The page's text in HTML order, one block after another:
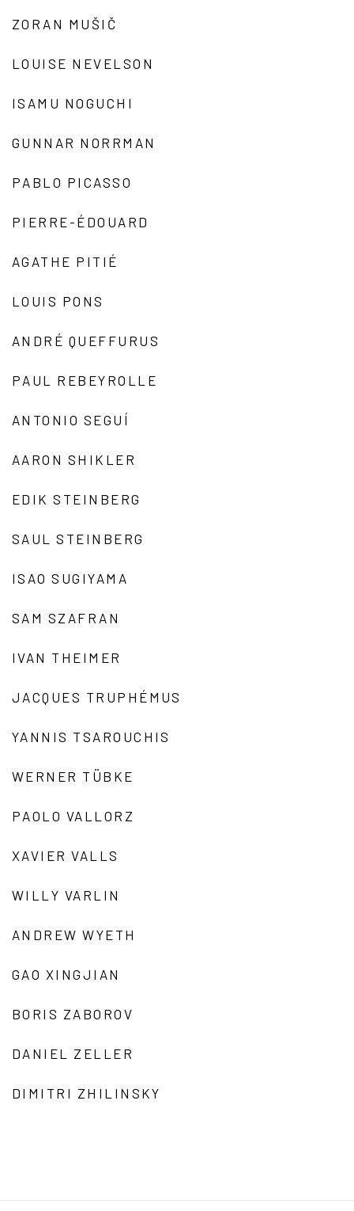
ZORAN MUŠIČ
LOUISE NEVELSON
ISAMU NOGUCHI
GUNNAR NORRMAN
PABLO PICASSO
PIERRE-ÉDOUARD
AGATHE PITIÉ
LOUIS PONS
ANDRÉ QUEFFURUS
PAUL REBEYROLLE
ANTONIO SEGUÍ
AARON SHIKLER
EDIK STEINBERG
SAUL STEINBERG
ISAO SUGIYAMA
SAM SZAFRAN
IVAN THEIMER
JACQUES TRUPHÉMUS
YANNIS TSAROUCHIS
WERNER TÜBKE
PAOLO VALLORZ
XAVIER VALLS
WILLY VARLIN
ANDREW WYETH
GAO XINGJIAN
BORIS ZABOROV
DANIEL ZELLER
DIMITRI ZHILINSKY